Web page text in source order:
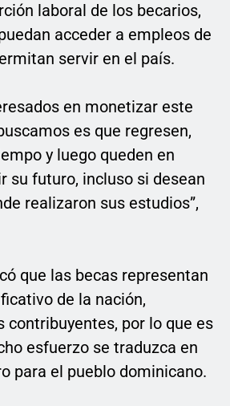
laboral de los becarios,
acceder a empleos de
servir en el país.
en monetizar este
es que regresen,
y luego queden en
su futuro, incluso si desean
realizaron sus estudios”,
que las becas representan
de la nación,
contribuyentes, por lo que es
esfuerzo se traduzca en
para el pueblo dominicano.